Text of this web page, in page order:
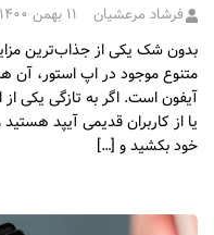
فرشاد مرعشیان ۱۱ بهمن ۱۴۰۰
بدون شک یکی از جذاب‌ترین
متنوع موجود در اپ استور،
آیفون است. اگر به تازگی یکی از
یا از کاربران قدیمی آیپد
خود بکشید و […]